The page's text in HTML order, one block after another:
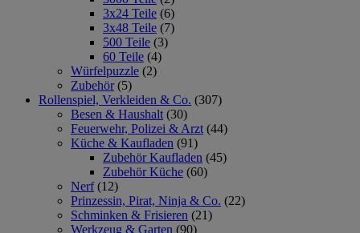
3x24 Teile (6)
3x48 Teile (7)
500 Teile (3)
60 Teile (4)
Würfelpuzzle (2)
Zubehör (5)
Rollenspiel, Verkleiden & Co. (307)
Besen & Haushalt (30)
Feuerwehr, Polizei & Arzt (44)
Küche & Kaufladen (91)
Zubehör Kaufladen (45)
Zubehör Küche (60)
Nerf (12)
Prinzessin, Pirat, Ninja & Co. (22)
Schminken & Frisieren (21)
Werkzeug & Garten (90)